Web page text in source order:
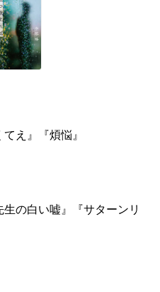
え』『煩悩』
の白い嘘』『サターンリ